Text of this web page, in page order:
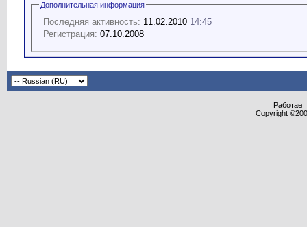
Дополнительная информация
Последняя активность: 11.02.2010 14:45
Регистрация: 07.10.2008
Copyright